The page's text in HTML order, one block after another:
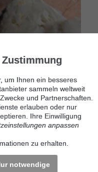
die mit ihrem
um Ihnen ein besseres
sammeln weltweit
und Partnerschaften.
erlauben oder nur
Ihre Einwilligung
anpassen
zu erhalten.
notwendige